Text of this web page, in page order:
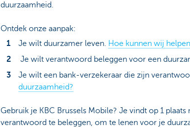
duurzaamheid.
Ontdek onze aanpak:
Je wilt duurzamer leven. Hoe kunnen wij
Je wilt verantwoord beleggen voor een
Je wilt een bank-verzekeraar die zijn
duurzaamheid?
Gebruik je KBC Brussels Mobile? Je vindt op 1
verantwoord te beleggen, om te lenen voor je